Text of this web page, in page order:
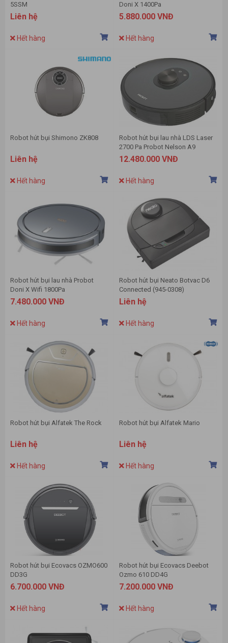
5SSM
Liên hệ
Hết hàng
Doni X 1400Pa
5.880.000 VNĐ
Hết hàng
Robot hút bụi Shimono ZK808
Liên hệ
Hết hàng
Robot hút bụi lau nhà LDS Laser
2700 Pa Probot Nelson A9
12.480.000 VNĐ
Hết hàng
Robot hút bụi lau nhà Probot
Doni X Wifi 1800Pa
7.480.000 VNĐ
Hết hàng
Robot hút bụi Neato Botvac D6
Connected (945-0308)
Liên hệ
Hết hàng
Robot hút bụi Alfatek The Rock
Liên hệ
Hết hàng
Robot hút bụi Alfatek Mario
Liên hệ
Hết hàng
Robot hút bụi Ecovacs OZMO600
DD3G
6.700.000 VNĐ
Hết hàng
Robot hút bụi Ecovacs Deebot
Ozmo 610 DD4G
7.200.000 VNĐ
Hết hàng